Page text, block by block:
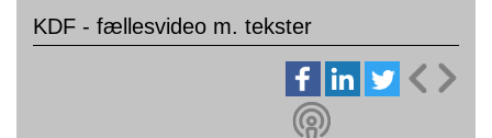
KDF - fællesvideo m. tekster